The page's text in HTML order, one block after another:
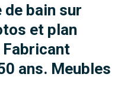
de bain sur
et plan
Fabricant
ans. Meubles